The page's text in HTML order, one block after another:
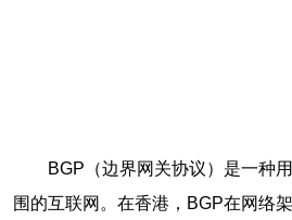
BGP（边界网关协议）是一种
围的互联网。在香港，BGP在网络